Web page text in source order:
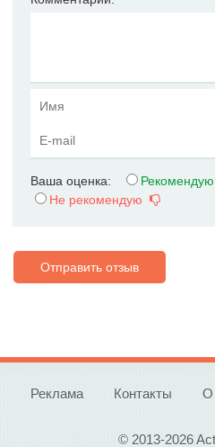
Ваша оценка:
Рекомендую
Не рекомендую
Отправить отзыв
Реклама Контакты О
© 2013-2026